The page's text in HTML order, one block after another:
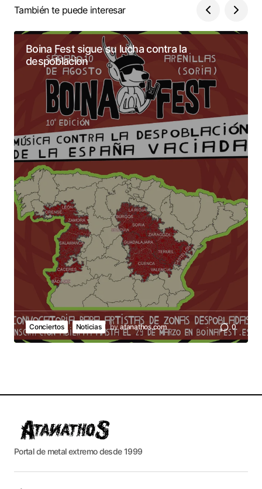
También te puede interesar
Boina Fest sigue su lucha contra la
despoblacion
Conciertos Noticias byatanathos.com 0
Portal de metal extremo desde 1999